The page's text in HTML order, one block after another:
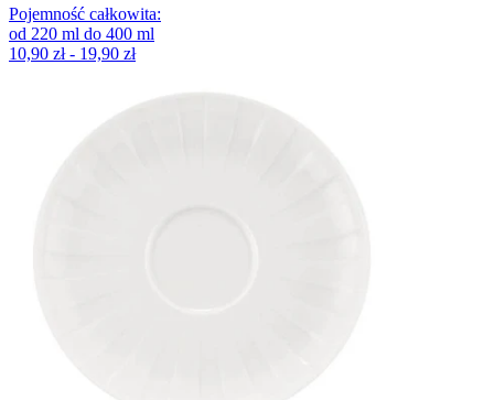
Pojemność całkowita:
od 220 ml do 400 ml
10,90 zł - 19,90 zł